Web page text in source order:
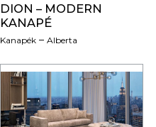
DION – MODERN
KANAPÉ
Kanapék Alberta